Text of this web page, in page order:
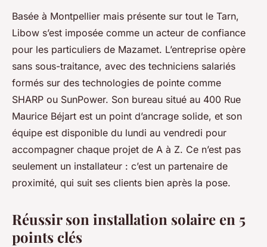
Basée à Montpellier mais présente sur tout le Tarn,
Libow s’est imposée comme un acteur de confiance
pour les particuliers de Mazamet. L’entreprise opère
sans sous-traitance, avec des techniciens salariés
formés sur des technologies de pointe comme
SHARP ou SunPower. Son bureau situé au 400 Rue
Maurice Béjart est un point d’ancrage solide, et son
équipe est disponible du lundi au vendredi pour
accompagner chaque projet de A à Z. Ce n’est pas
seulement un installateur : c’est un partenaire de
proximité, qui suit ses clients bien après la pose.
Réussir son installation solaire en 5
points clés